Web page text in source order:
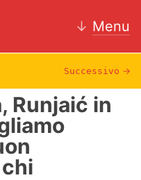
↓ Menu
Successivo →
Runjaić in